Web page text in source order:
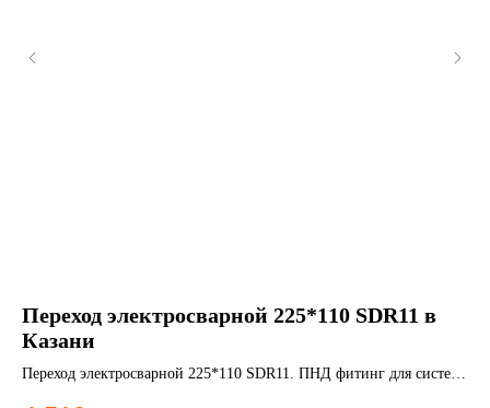
Переход электросварной 225*110 SDR11 в
Казани
Переход электросварной 225*110 SDR11. ПНД фитинг для систем